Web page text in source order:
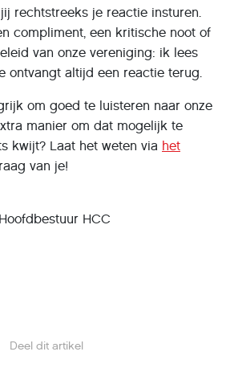
Deel dit artikel
rechtstreeks je reactie insturen.
compliment, een kritische noot of
van onze vereniging: ik lees
ontvangt altijd een reactie terug.
om goed te luisteren naar onze
manier om dat mogelijk te
kwijt? Laat het weten via het
van je!
HCC